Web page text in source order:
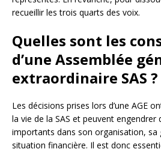
recueillir les trois quarts des voix.
Quelles sont les
d’une Assemblée
extraordinaire SAS ?
Les décisions prises lors d’une AGE
la vie de la SAS et peuvent engendrer
importants dans son organisation, sa
situation financière. Il est donc